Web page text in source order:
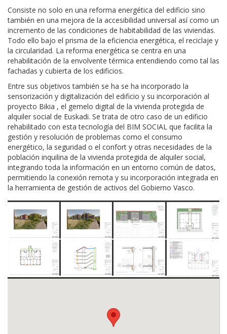
Consiste no solo en una reforma energética del edificio sino
también en una mejora de la accesibilidad universal así como un
incremento de las condiciones de habitabilidad de las viviendas.
Todo ello bajo el prisma de la eficiencia energética, el reciclaje y
la circularidad. La reforma energética se centra en una
rehabilitación de la envolvente térmica entendiendo como tal las
fachadas y cubierta de los edificios.
Entre sus objetivos también se ha se ha incorporado la
sensorización y digitalización del edificio y su incorporación al
proyecto Bikia , el gemelo digital de la vivienda protegida de
alquiler social de Euskadi. Se trata de otro caso de un edificio
rehabilitado con esta tecnología del BIM SOCIAL que facilita la
gestión y resolución de problemas como el consumo
energético, la seguridad o el confort y otras necesidades de la
población inquilina de la vivienda protegida de alquiler social,
integrando toda la información en un entorno común de datos,
permitiendo la conexión remota y su incorporación integrada en
la herramienta de gestión de activos del Gobierno Vasco.